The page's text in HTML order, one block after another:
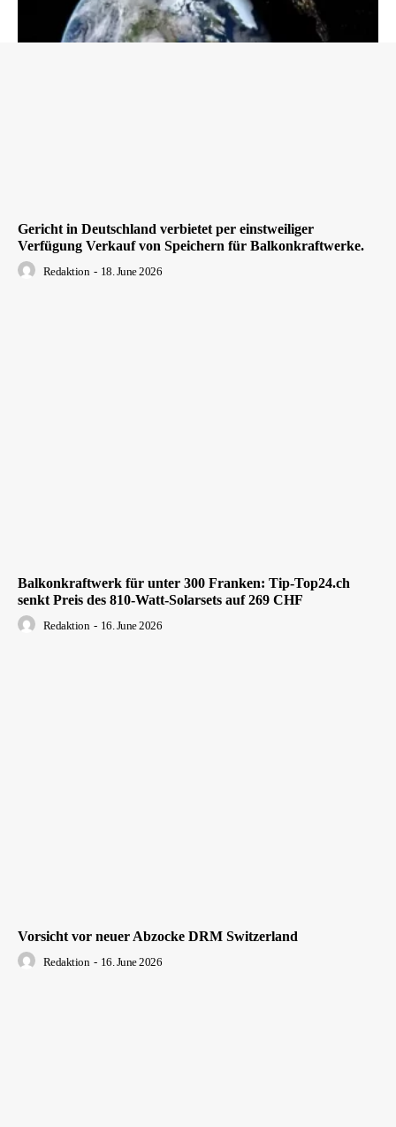
Gericht in Deutschland verbietet per einstweiliger
Verfügung Verkauf von Speichern für Balkonkraftwerke.
Redaktion - 18. June 2026
Balkonkraftwerk für unter 300 Franken: Tip-Top24.ch
senkt Preis des 810-Watt-Solarsets auf 269 CHF
Redaktion - 16. June 2026
Vorsicht vor neuer Abzocke DRM Switzerland
Redaktion - 16. June 2026